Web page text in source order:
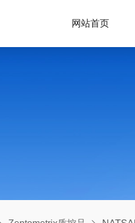
网站首页